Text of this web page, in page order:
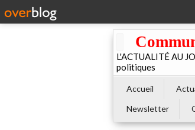
L'ACTUALITÉ AU
politiques
Accueil
Newsletter